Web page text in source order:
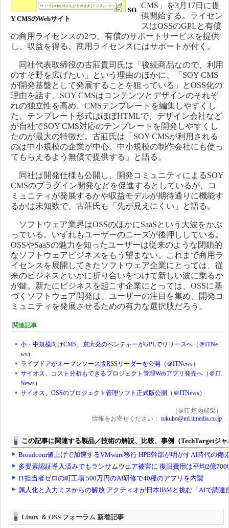
SO
Y CMSのWebサイト
CMS」を3月17日に提
供開始する。ライセン
スはOSSのGPLと有償
の商用ライセンスの2つ。有償のサポートサービスを提供
し、収益を得る。商用ライセンスにはサポートが付く。
同社代表取締役の古莊貴司氏は「後続商品なので、利用
のすそ野を広げたい」という理由のほかに、「SOY CMS
が開発基盤として発展することを狙っている」とOSS化の
理由を話す。SOY CMSはコンテンツとデザインのそれぞ
れの独立性を高め、CMSテンプレートを編集しやすくし
た。テンプレート形式はほぼHTMLで、デザイン会社など
が自社でSOY CMS対応のテンプレートを開発しやすくし
たのが最大の特徴だ。古莊氏は「SOY CMSが利用される
のは中小規模の企業が中心。中小規模の制作会社にも使っ
てもらえるよう無償で提供する」と語る。
同社は開発仕様も公開し、開発コミュニティによるSOY
CMSのプラグイン開発などを促進するとしているが、コ
ミュニティが発展するかや収益モデルが期待通りに機能す
るかは未知数で、古莊氏も「先が見えにくい」と語る。
ソフトウェア業界はOSSのほかにSaaSという大波をかぶ
っている。いずれもユーザーのニーズが後押ししている。
OSSやSaaSの魅力を知ったユーザーは従来のような閉鎖的
なソフトウェアビジネスをもう望まない。これまで商用ラ
イセンスを展開してきたソフトウェア企業にとっては、従
来のビジネスといかに折り合いをつけて新しい波に乗るか
が鍵。新たにビジネスを起こす企業にとっては、OSSに基
づくソフトウェア開発は、ユーザーの注目を集め、開発コ
ミュニティを発展させるための有力な選択肢だろう。
関連記事
小・中規模向けCMS、京大発のベンチャーがGPLでリリースへ（＠ITNe
ws）
ライブドアがオープンソース版RSSリーダーを公開（＠ITNews）
サイオス、コスト分析もできるプロジェクト管理Webアプリ発売へ（＠IT
News）
サイオス、OSSのプロジェクト管理ソフト正式版公開（＠ITNews）
（＠IT 垣内郁栄）
情報をお寄せください： tokuho@ml.itmedia.co.jp
Linux ＆ OSS フォーラム 新着記事